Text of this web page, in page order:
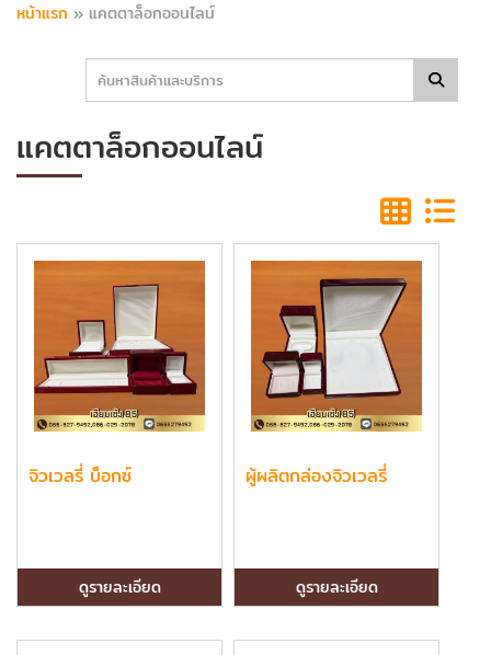
หน้าแรก » แคตตาล็อกออนไลน์
แคตตาล็อกออนไลน์
จิวเวลรี่ บ็อกซ์
ดูรายละเอียด
ผู้ผลิตกล่องจิวเวลรี่
ดูรายละเอียด